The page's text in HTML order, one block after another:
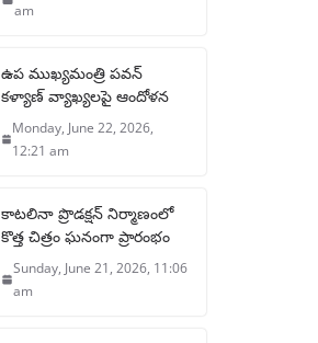
am
ఉప ముఖ్యమంత్రి పవన్
కళ్యాణ్ వ్యాఖ్యలపై ఆందోళన
Monday, June 22, 2026,
12:21 am
కాటలినా ప్రొడక్షన్ నిర్మాణంలో
కొత్త చిత్రం ఘనంగా ప్రారంభం
Sunday, June 21, 2026, 11:06
am